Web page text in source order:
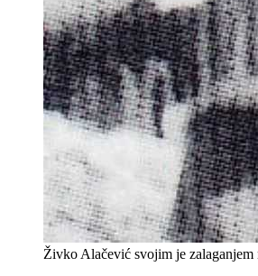
Živko Alačević svojim je